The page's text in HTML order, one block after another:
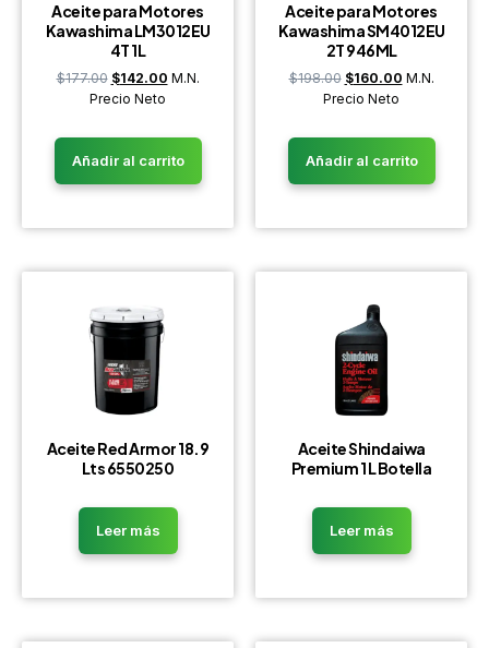
Aceite para Motores
Kawashima LM3012EU
4T 1L
$177.00 $142.00 M.N.
Precio Neto
Añadir al carrito
Aceite para Motores
Kawashima SM4012EU
2T 946ML
$198.00 $160.00 M.N.
Precio Neto
Añadir al carrito
Aceite Red Armor 18.9
Lts 6550250
Leer más
Aceite Shindaiwa
Premium 1 L Botella
Leer más